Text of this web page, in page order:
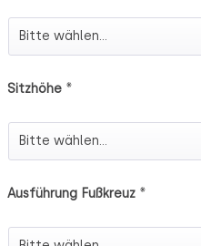
Auswahl Sitz
Sitzhöhe *
Sitzhöhe
Ausführung Fußkreuz *
Ausführung Fußkreuz